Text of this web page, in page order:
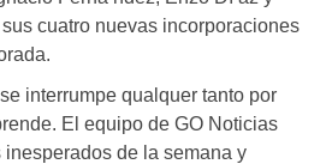
cuatro nuevas incorporaciones
interrumpe qualquer tanto por
El equipo de GO Noticias
de la semana y